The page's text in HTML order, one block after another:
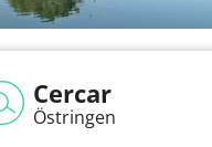
Cercar
Östringen